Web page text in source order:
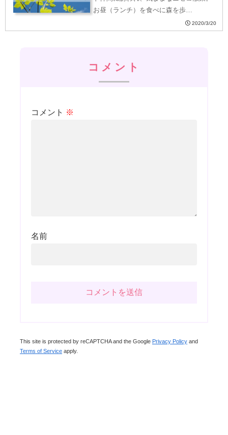
お昼（ランチ）を食べに森を歩…
2020/3/20
コメント
コメント ※
名前
This site is protected by reCAPTCHA and the Google Privacy Policy and
Terms of Service apply.